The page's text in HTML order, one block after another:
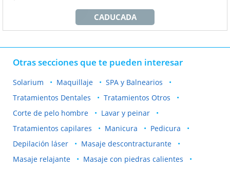
CADUCADA
Otras secciones que te pueden interesar
Solarium Maquillaje
SPA y Balnearios
Tratamientos Dentales
Tratamientos Otros
Corte de pelo hombre
Lavar y peinar
Tratamientos capilares
Manicura
Pedicura
Depilación láser
Masaje descontracturante
Masaje relajante
Masaje con piedras calientes